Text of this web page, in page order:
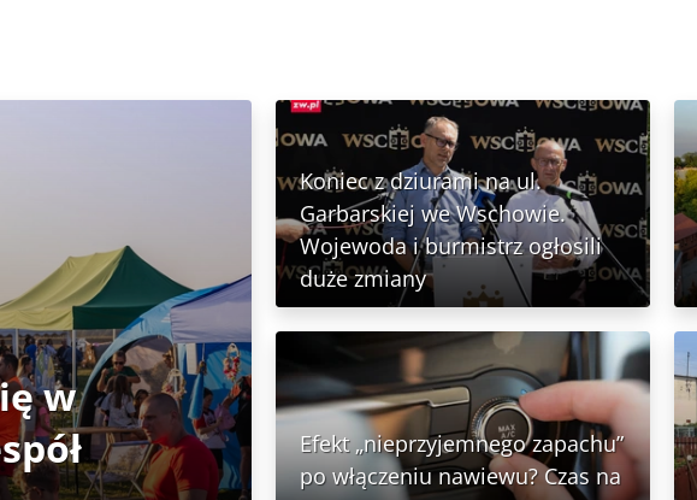
w
Koniec z dziurami na ul.
Garbarskiej we Wschowie.
Wojewoda i burmistrz ogłosili
duże zmiany
Efekt „nieprzyjemnego zapachu”
po włączeniu nawiewu? Czas na